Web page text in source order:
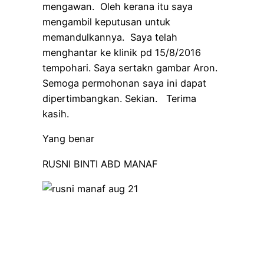
mengawan. Oleh kerana itu saya
mengambil keputusan untuk
memandulkannya. Saya telah
menghantar ke klinik pd 15/8/2016
tempohari. Saya sertakn gambar Aron.
Semoga permohonan saya ini dapat
dipertimbangkan. Sekian. Terima
kasih.
Yang benar
RUSNI BINTI ABD MANAF